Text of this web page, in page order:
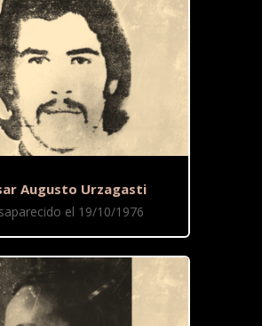
Augusto Urzagasti
el 19/10/1976